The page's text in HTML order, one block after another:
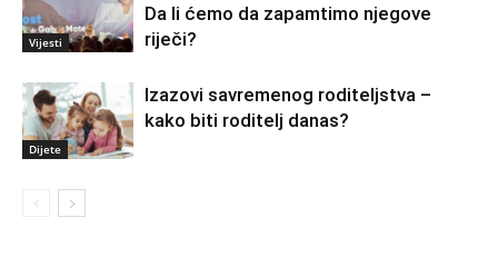
Vijesti
Da li ćemo da zapamtimo njegove
riječi?
Dijete
Izazovi savremenog roditeljstva –
kako biti roditelj danas?